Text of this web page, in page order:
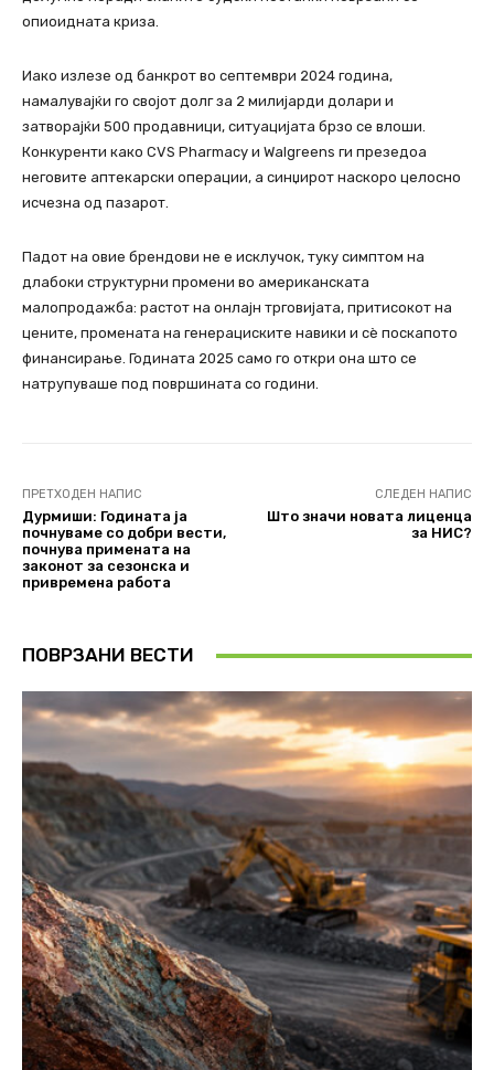
опиоидната криза.
Иако излезе од банкрот во септември 2024 година,
намалувајќи го својот долг за 2 милијарди долари и
затворајќи 500 продавници, ситуацијата брзо се влоши.
Конкуренти како CVS Pharmacy и Walgreens ги презедоа
неговите аптекарски операции, а синџирот наскоро целосно
исчезна од пазарот.
Падот на овие брендови не е исклучок, туку симптом на
длабоки структурни промени во американската
малопродажба: растот на онлајн трговијата, притисокот на
цените, промената на генерациските навики и сè поскапото
финансирање. Годината 2025 само го откри она што се
натрупуваше под површината со години.
ПРЕТХОДЕН НАПИС
Дурмиши: Годината ја
почнуваме со добри вести,
почнува примената на
законот за сезонска и
привремена работа
СЛЕДЕН НАПИС
Што значи новата лиценца
за НИС?
ПОВРЗАНИ ВЕСТИ